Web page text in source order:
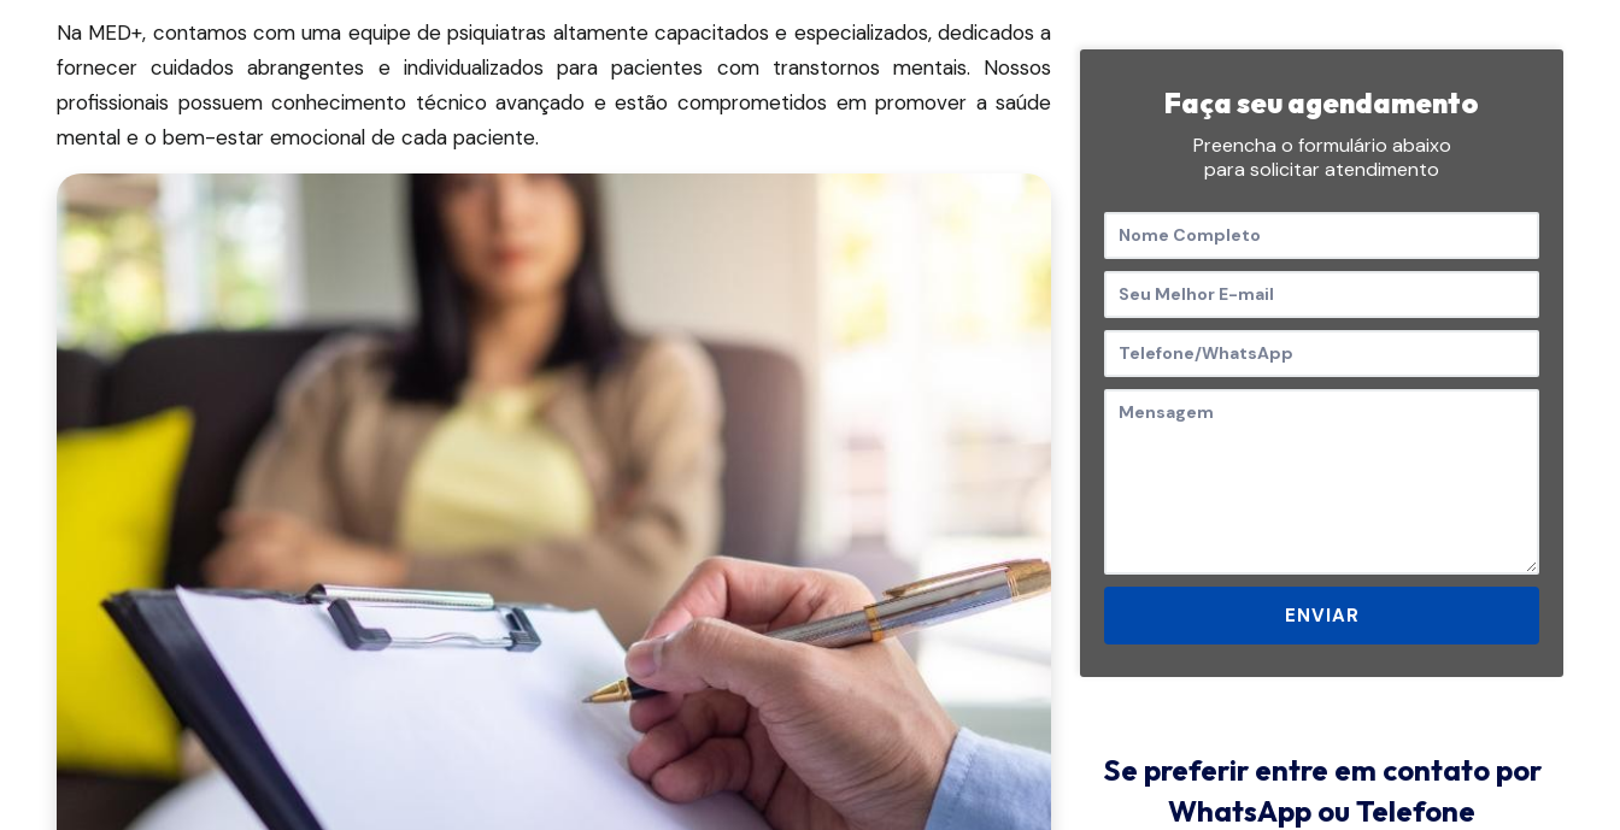
Na MED+, contamos com uma equipe de psiquiatras altamente capacitados e especializados, dedicados a
fornecer cuidados abrangentes e individualizados para pacientes com transtornos mentais. Nossos
profissionais possuem conhecimento técnico avançado e estão comprometidos em promover a saúde
mental e o bem-estar emocional de cada paciente.
Faça seu agendamento
Preencha o formulário abaixo
para solicitar atendimento
ENVIAR
Se preferir entre em contato por
WhatsApp ou Telefone